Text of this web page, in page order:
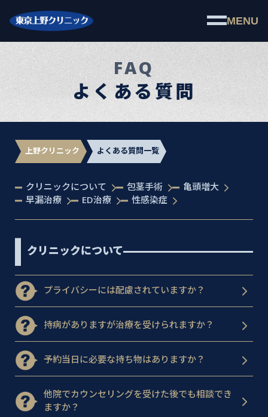
MENU
FAQ
よくある質問
上野クリニック よくある質問一覧
クリニックについて 包茎手術
亀頭増大
早漏治療
ED治療 性感染症
クリニックについて
プライバシーには配慮されていますか？
持病がありますが治療を受けられますか？
予約当日に必要な持ち物はありますか？
他院でカウンセリングを受けた後でも相談でき
ますか？